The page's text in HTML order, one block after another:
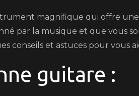
magnifique qui offre
par la musique et que vous
conseils et astuces pour vous
guitare :